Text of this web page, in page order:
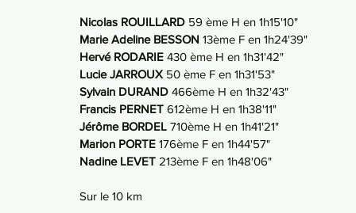
Nicolas ROUILLARD 59 ème H en 1h15'10"
Marie Adeline BESSON 13ème F en 1h24'39"
Hervé RODARIE 430 ème H en 1h31'42"
Lucie JARROUX 50 ème F en 1h31'53"
Sylvain DURAND 466ème H en 1h32'43"
Francis PERNET 612ème H en 1h38'11"
Jérôme BORDEL 710ème H en 1h41'21"
Marion PORTE 176ème F en 1h44'57"
Nadine LEVET 213ème F en 1h48'06"
Sur le 10 km